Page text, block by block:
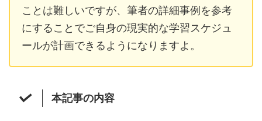
ことは難しいですが、筆者の詳細事例を参考
にすることでご自身の現実的な学習スケジュ
ールが計画できるようになりますよ。
本記事の内容